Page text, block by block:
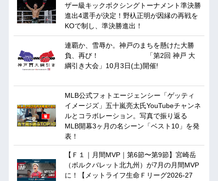
ザー級キックボクシングトーナメント準決勝
進出4選手が決定！野杁正明が因縁の再戦を
KOで制し、準決勝進出！
連覇か、雪辱か。神戸のまちを懸けた大勝
負、再び！ 「第2回 神戸 大
綱引き大会」10月3日(土)開催!
MLB公式フォトエージェンシー「ゲッティ
イメージズ」五十嵐亮太氏YouTubeチャンネ
ルとコラボレーション。写真で振り返る
MLB開幕3ヶ月の名シーン「ベスト10」を発
表！
【Ｆ１｜月間MVP｜第6節〜第9節】宮崎岳
（ボルクバレット北九州）が7月の月間MVP
に！【メットライフ生命Ｆリーグ2026-27